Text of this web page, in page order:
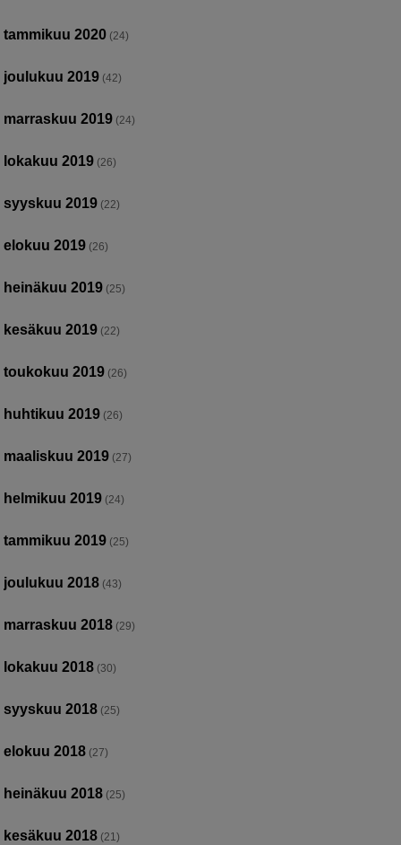
tammikuu 2020 (24)
joulukuu 2019 (42)
marraskuu 2019 (24)
lokakuu 2019 (26)
syyskuu 2019 (22)
elokuu 2019 (26)
heinäkuu 2019 (25)
kesäkuu 2019 (22)
toukokuu 2019 (26)
huhtikuu 2019 (26)
maaliskuu 2019 (27)
helmikuu 2019 (24)
tammikuu 2019 (25)
joulukuu 2018 (43)
marraskuu 2018 (29)
lokakuu 2018 (30)
syyskuu 2018 (25)
elokuu 2018 (27)
heinäkuu 2018 (25)
kesäkuu 2018 (21)